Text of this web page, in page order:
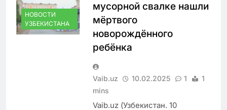
НОВОСТИ
УЗБЕКИСТАНА
мусорной свалке нашли
мёртвого
новорождённого
ребёнка
Vaib.uz 10.02.2025 1
1
mins
Vaib.uz (Узбекистан. 10